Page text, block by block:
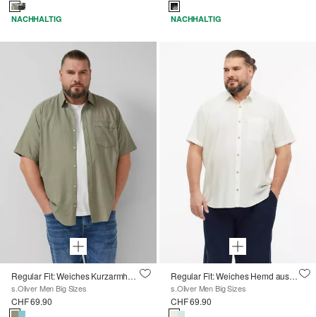
NACHHALTIG NACHHALTIG
Regular Fit: Weiches Kurzarmhemd mit Stickerei
s.Oliver Men Big Sizes
CHF 69.90
Regular Fit: Weiches Hemd aus Baumwoll-Modal-Mix
s.Oliver Men Big Sizes
CHF 69.90